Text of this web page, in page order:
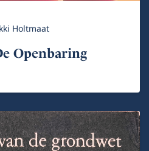
Holtmaat
Openbaring